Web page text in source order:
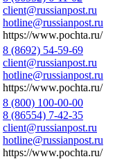
client@russianpost.ru
hotline@russianpost.ru
https://www.pochta.ru/
8 (8692) 54-59-69
client@russianpost.ru
hotline@russianpost.ru
https://www.pochta.ru/
8 (800) 100-00-00
8 (86554) 7-42-35
client@russianpost.ru
hotline@russianpost.ru
https://www.pochta.ru/